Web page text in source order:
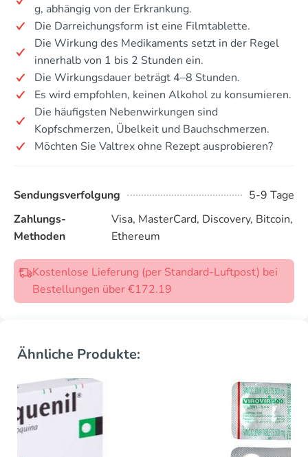
g, abhängig von der Erkrankung.
Die Darreichungsform ist eine Filmtablette.
Die Wirkung des Medikaments setzt in der Regel
innerhalb von 1 bis 2 Stunden ein.
Die Wirkungsdauer beträgt 4–8 Stunden.
Es wird empfohlen, keinen Alkohol zu konsumieren.
Die häufigsten Nebenwirkungen sind
Kopfschmerzen, Übelkeit und Bauchschmerzen.
Möchten Sie Valtrex ohne Rezept ausprobieren?
Sendungsverfolgung
5-9 Tage
Zahlungs-
Methoden
Visa, MasterCard, Discovery, Bitcoin,
Ethereum
Kostenlose Lieferung (per Standard-Luftpost) bei
Bestellungen über €172.19
Ähnliche Produkte: